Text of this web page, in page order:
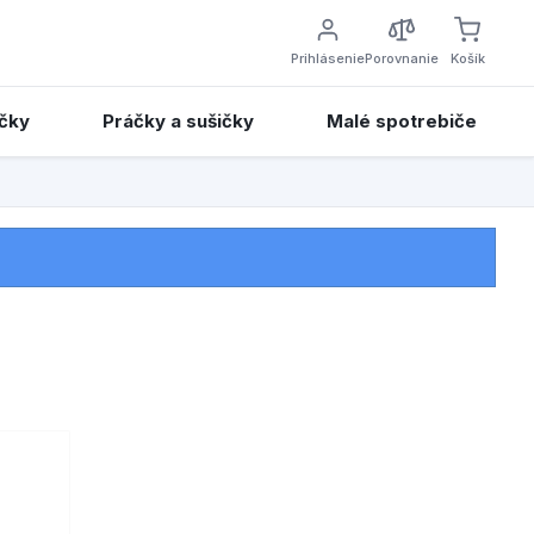
PrihláseniePorovnanie Košík
Práčky a sušičky Malé spotrebiče